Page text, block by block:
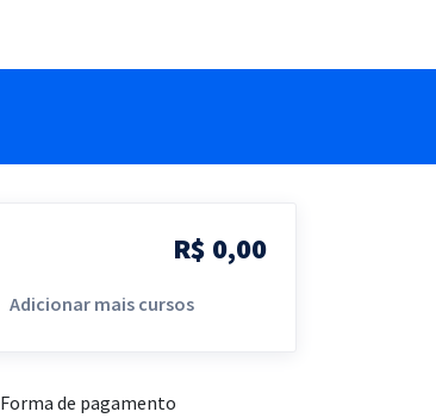
R$ 0,00
Adicionar mais cursos
Forma de pagamento